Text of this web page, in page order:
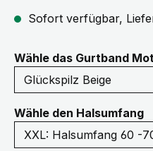
Sofort verfügbar,
Wähle das Gurtband
Wähle den Halsumfang